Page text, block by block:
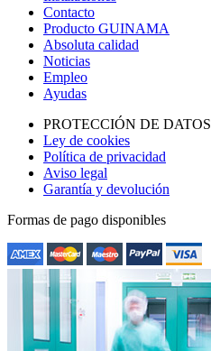
Contacto
Producto GUINAMA
Absoluta calidad
Noticias
Empleo
Ayudas
PROTECCIÓN DE DATOS
Ley de cookies
Política de privacidad
Aviso legal
Garantía y devolución
Formas de pago disponibles